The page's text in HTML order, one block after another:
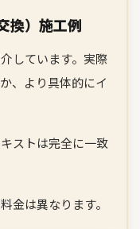
換）施工例
しています。実際
、より具体的にイ
ストは完全に一致
金は異なります。